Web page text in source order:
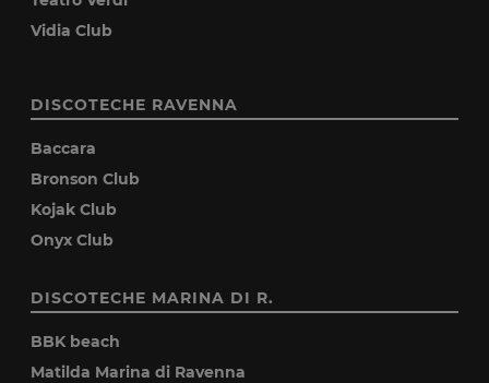
Vidia Club
DISCOTECHE RAVENNA
Baccara
Bronson Club
Kojak Club
Onyx Club
DISCOTECHE MARINA DI R.
BBK beach
Matilda Marina di Ravenna